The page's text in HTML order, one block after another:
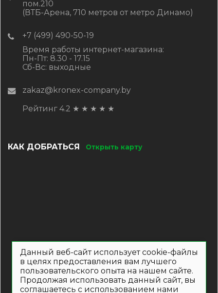
пом.210
(ВТБ-Арена, 710 метров от метро Динамо)
+7 (499) 490-50-19
Время работы интернет-магазина:
Пн-Пт: 8.30 - 17.15
Сб-Вс: выходные
zakaz@kronex-company.by
Рейтинг 4.2 ★ ★ ★ ★ ★
КАК ДОБРАТЬСЯ Открыть карту
Данный веб-сайт использует cookie-файлы
в целях предоставления вам лучшего
пользовательского опыта на нашем сайте.
Продолжая использовать данный сайт, вы
соглашаетесь с использованием нами